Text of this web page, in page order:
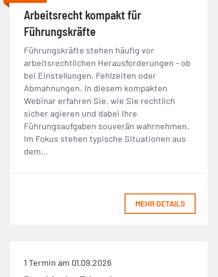
Arbeitsrecht kompakt für
Führungskräfte
Führungskräfte stehen häufig vor
arbeitsrechtlichen Herausforderungen - ob
bei Einstellungen, Fehlzeiten oder
Abmahnungen. In diesem kompakten
Webinar erfahren Sie, wie Sie rechtlich
sicher agieren und dabei Ihre
Führungsaufgaben souverän wahrnehmen.
Im Fokus stehen typische Situationen aus
dem…
MEHR DETAILS
1 Termin am 01.09.2026